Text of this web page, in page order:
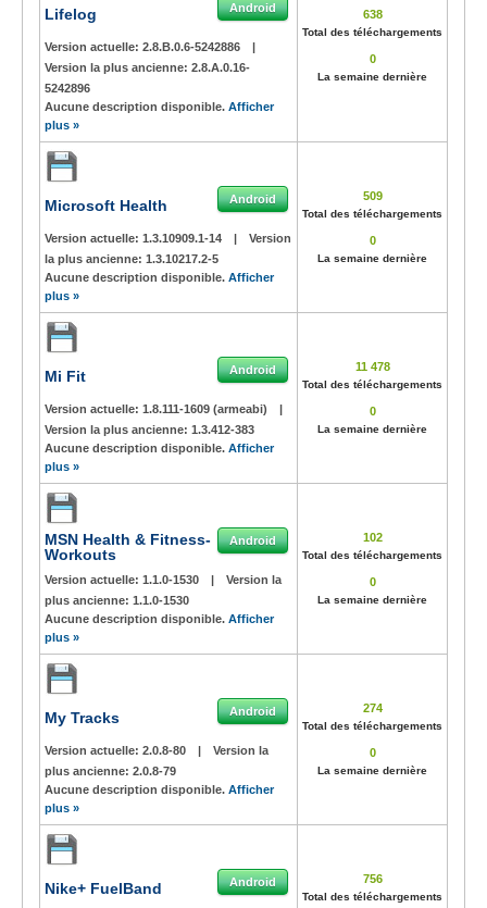
Lifelog Android
Version actuelle: 2.8.B.0.6-5242886
|
Version la plus ancienne: 2.8.A.0.16-
5242896
Aucune description disponible. Afficher
plus »
638
Total des téléchargements
0
La semaine dernière
Microsoft Health Android
Version actuelle: 1.3.10909.1-14 |
Version
la plus ancienne: 1.3.10217.2-5
Aucune description disponible. Afficher
plus »
509
Total des téléchargements
0
La semaine dernière
Mi Fit Android
Version actuelle: 1.8.111-1609 (armeabi)
|
Version la plus ancienne: 1.3.412-383
Aucune description disponible. Afficher
plus »
11 478
Total des téléchargements
0
La semaine dernière
MSN Health & Fitness-
Workouts
Android
Version actuelle: 1.1.0-1530 |
Version la
plus ancienne: 1.1.0-1530
Aucune description disponible. Afficher
plus »
102
Total des téléchargements
0
La semaine dernière
My Tracks Android
Version actuelle: 2.0.8-80 |
Version la
plus ancienne: 2.0.8-79
Aucune description disponible. Afficher
plus »
274
Total des téléchargements
0
La semaine dernière
Nike+ FuelBand Android 756
Total des téléchargements